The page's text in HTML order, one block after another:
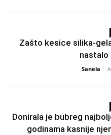
Zašto kesice silika-
nastalo
Sanela -
Donirala je bubreg
godinama kasnije